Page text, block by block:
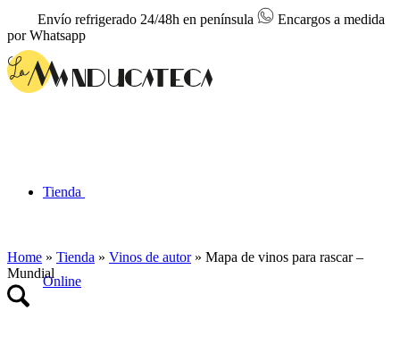
Envío refrigerado 24/48h en península
Encargos a medida
por Whatsapp
Tienda
Online
Home » Tienda » Vinos de autor» Mapa de vinos para rascar –
Mundial